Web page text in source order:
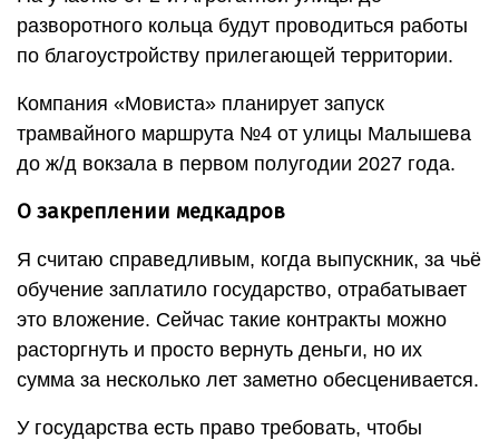
разворотного кольца будут проводиться работы
по благоустройству прилегающей территории.
Компания «Мовиста» планирует запуск
трамвайного маршрута №4 от улицы Малышева
до ж/д вокзала в первом полугодии 2027 года.
О закреплении медкадров
Я считаю справедливым, когда выпускник, за чьё
обучение заплатило государство, отрабатывает
это вложение. Сейчас такие контракты можно
расторгнуть и просто вернуть деньги, но их
сумма за несколько лет заметно обесценивается.
У государства есть право требовать, чтобы